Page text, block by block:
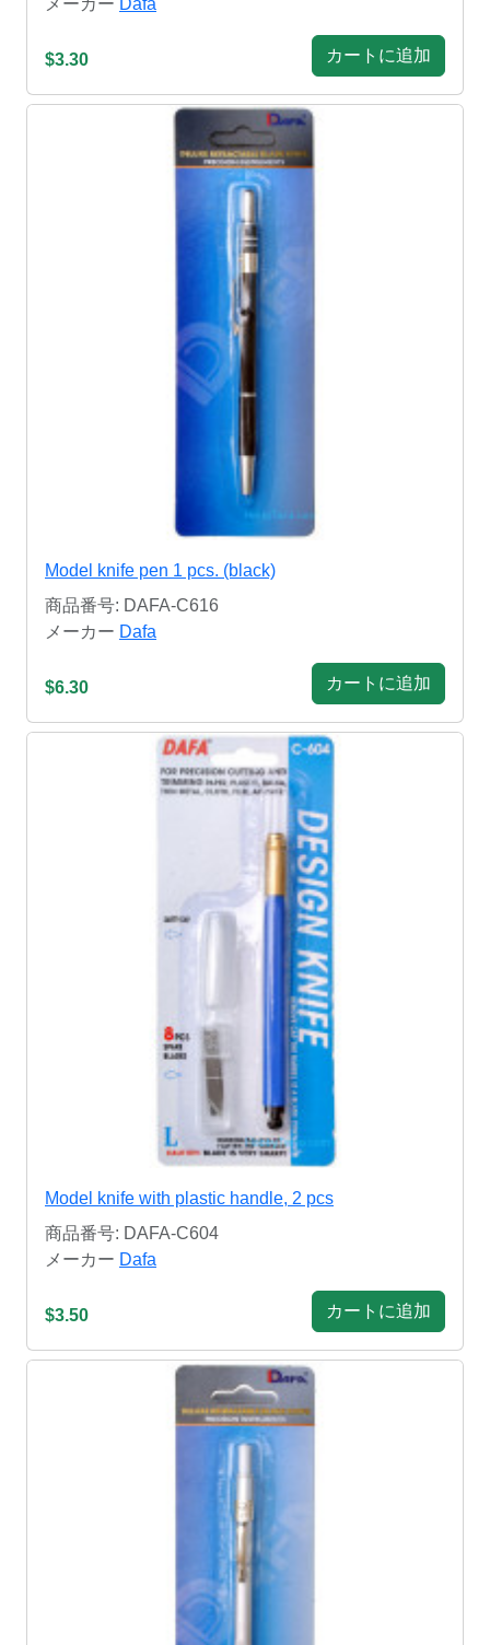
$3.30 カートに追加
Model knife pen 1 pcs. (black)
商品番号: DAFA-C616
メーカー Dafa
$6.30 カートに追加
Model knife with plastic handle, 2 pcs
商品番号: DAFA-C604
メーカー Dafa
$3.50 カートに追加